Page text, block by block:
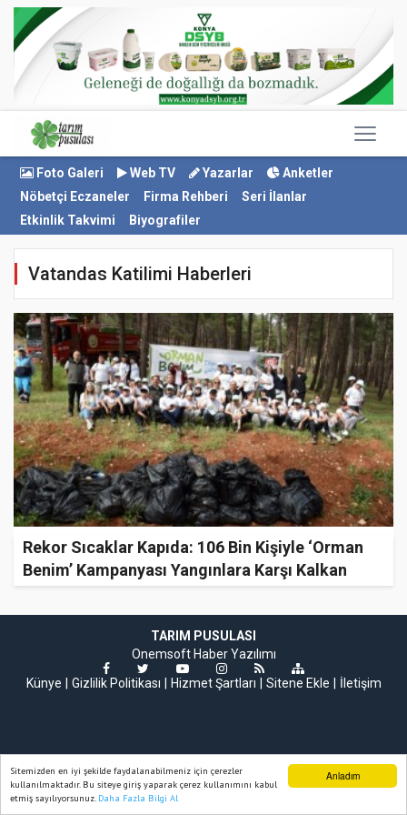
Anladım
Sitemizden en iyi şekilde faydalanabilmeniz için çerezler
kullanılmaktadır. Bu siteye giriş yaparak çerez kullanımını kabul
etmiş sayılıyorsunuz. Daha Fazla Bilgi Al
Foto Galeri Web TV Yazarlar
Anketler
Nöbetçi Eczaneler
Firma Rehberi
Seri İlanlar
Etkinlik Takvimi
Biyografiler
Vatandas Katilimi Haberleri
Rekor Sıcaklar Kapıda: 106 Bin Kişiyle ‘Orman
Benim’ Kampanyası Yangınlara Karşı Kalkan
Oldu!
TARIM PUSULASI
Onemsoft Haber Yazılımı
Künye
Gizlilik Politikası Hizmet Şartları Sitene Ekle İletişim
Ana Sayfa Web TV